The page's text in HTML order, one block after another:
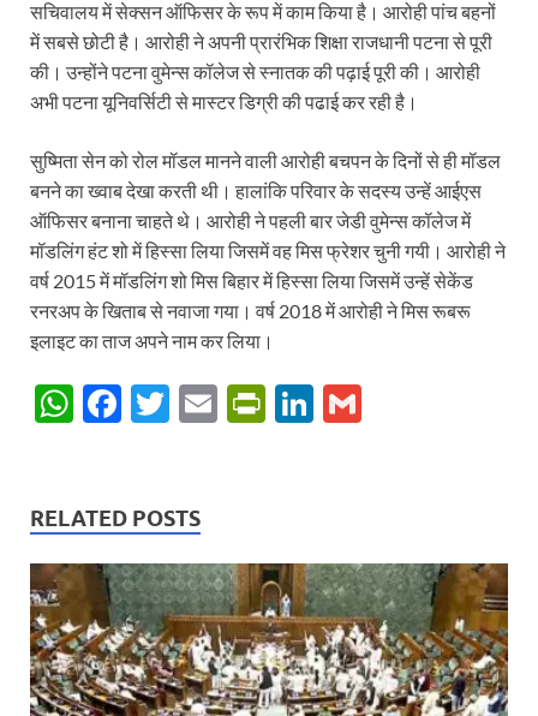
सचिवालय में सेक्सन ऑफिसर के रूप में काम किया है। आरोही पांच बहनों
में सबसे छोटी है। आरोही ने अपनी प्रारंभिक शिक्षा राजधानी पटना से पूरी
की। उन्होंने पटना वुमेन्स कॉलेज से स्नातक की पढ़ाई पूरी की। आरोही
अभी पटना यूनिवर्सिटी से मास्टर डिग्री की पढाई कर रही है।
सुष्मिता सेन को रोल मॉडल मानने वाली आरोही बचपन के दिनों से ही मॉडल
बनने का ख्वाब देखा करती थी। हालांकि परिवार के सदस्य उन्हें आईएस
ऑफिसर बनाना चाहते थे। आरोही ने पहली बार जेडी वुमेन्स कॉलेज में
मॉडलिंग हंट शो में हिस्सा लिया जिसमें वह मिस फ्रेशर चुनी गयी। आरोही ने
वर्ष 2015 में मॉडलिंग शो मिस बिहार में हिस्सा लिया जिसमें उन्हें सेकेंड
रनरअप के खिताब से नवाजा गया। वर्ष 2018 में आरोही ने मिस रूबरू
इलाइट का ताज अपने नाम कर लिया।
W
s
A
p
p
F
b
o
o
k
T
er
E
P
ie
n
dl
y
Li
dI
n
RELATED POSTS